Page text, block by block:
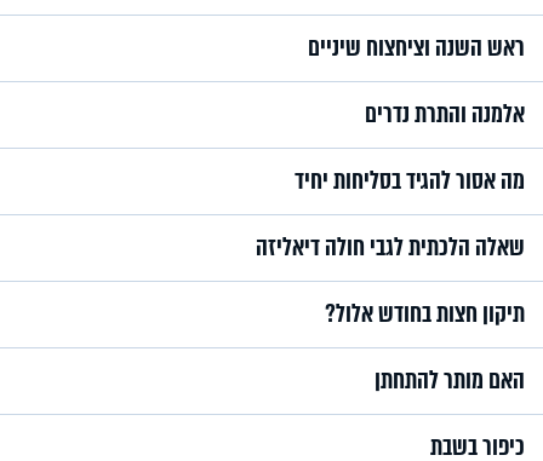
ראש השנה וציחצוח שיניים
אלמנה והתרת נדרים
מה אסור להגיד בסליחות יחיד
שאלה הלכתית לגבי חולה דיאליזה
תיקון חצות בחודש אלול?
האם מותר להתחתן
כיפור בשבת